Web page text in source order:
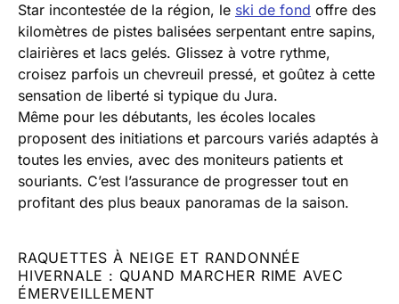
Star incontestée de la région, le ski de fond offre des
kilomètres de pistes balisées serpentant entre sapins,
clairières et lacs gelés. Glissez à votre rythme,
croisez parfois un chevreuil pressé, et goûtez à cette
sensation de liberté si typique du Jura.
Même pour les débutants, les écoles locales
proposent des initiations et parcours variés adaptés à
toutes les envies, avec des moniteurs patients et
souriants. C’est l’assurance de progresser tout en
profitant des plus beaux panoramas de la saison.
RAQUETTES À NEIGE ET RANDONNÉE
HIVERNALE : QUAND MARCHER RIME AVEC
ÉMERVEILLEMENT